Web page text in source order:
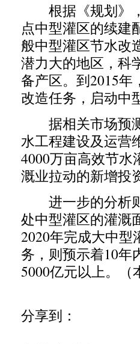
根据《规划》，
点中型灌区的续建
般中型灌区节水改
潜力大的地区，科
备产区。到2015
改造任务，启动中
据相关市场预测
水工程建设及运营
4000万亩高效节水
溉业拉动的新增投
进一步的分析则
处中型灌区的灌溉
2020年完成大中
务，则预示着10年
5000亿元以上。（
分享到：